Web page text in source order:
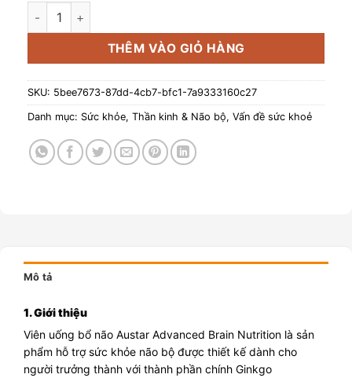
Viên uống Austar Advanced Brain Nutrition - Bổ Não (Hộp
THÊM VÀO GIỎ HÀNG
SKU: 5bee7673-87dd-4cb7-bfc1-7a9333160c27
Danh mục: Sức khỏe, Thần kinh & Não bộ, Vấn đề sức khoẻ
Mô tả
1. Giới thiệu
Viên uống bổ não Austar Advanced Brain Nutrition là sản
phẩm hỗ trợ sức khỏe não bộ được thiết kế dành cho
người trưởng thành với thành phần chính Ginkgo